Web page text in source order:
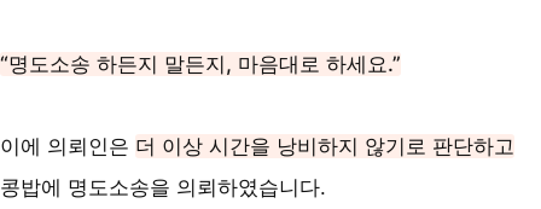
“명도소송 하든지 말든지, 마음대로 하세요.”
이에 의뢰인은 더 이상 시간을 낭비하지 않기로 판단하고
콩밥에 명도소송을 의뢰하였습니다.